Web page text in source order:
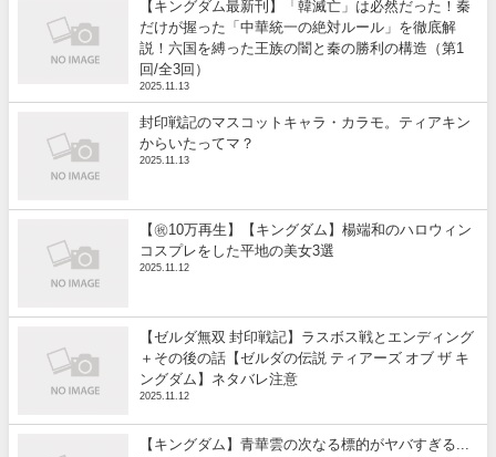
【キングダム最新刊】「韓滅亡」は必然だった！秦
だけが握った「中華統一の絶対ルール」を徹底解
説！六国を縛った王族の闇と秦の勝利の構造（第1
回/全3回）
2025.11.13
封印戦記のマスコットキャラ・カラモ。ティアキン
からいたってマ？
2025.11.13
【㊗️10万再生】【キングダム】楊端和のハロウィン
コスプレをした平地の美女3選
2025.11.12
【ゼルダ無双 封印戦記】ラスボス戦とエンディング
＋その後の話【ゼルダの伝説 ティアーズ オブ ザ キ
ングダム】ネタバレ注意
2025.11.12
【キングダム】青華雲の次なる標的がヤバすぎる...